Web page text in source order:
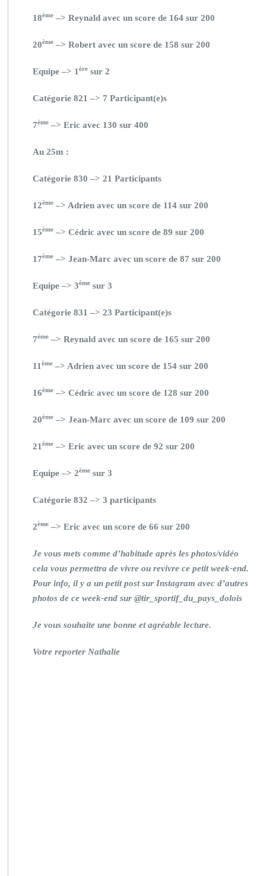
18ème –> Reynald avec un score de 164 sur 200
20ème –> Robert avec un score de 158 sur 200
Equipe –> 1 ère sur 2
Catégorie 821 –> 7 Participant(e)s
7ème –> Eric avec 130 sur 400
Au 25m :
Catégorie 830 –> 21 Participants
12ème –> Adrien avec un score de 114 sur 200
15ème –> Cédric avec un score de 89 sur 200
17ème –> Jean-Marc avec un score de 87 sur 200
Equipe –> 3ème sur 3
Catégorie 831 –> 23 Participant(e)s
7ème –> Reynald avec un score de 165 sur 200
11 ème –> Adrien avec un score de 154 sur 200
16ème –> Cédric avec un score de 128 sur 200
20ème –> Jean-Marc avec un score de 109 sur 200
21 ème –> Eric avec un score de 92 sur 200
Equipe –> 2ème sur 3
Catégorie 832 –> 3 participants
2ème –> Eric avec un score de 66 sur 200
Je vous mets comme d’habitude après les photos/vidéo
cela vous permettra de vivre ou revivre ce petit week-end.
Pour info, il y a un petit post sur Instagram avec d’autres
photos de ce week-end sur @tir_sportif_du_pays_dolois
Je vous souhaite une bonne et agréable lecture.
Votre reporter Nathalie